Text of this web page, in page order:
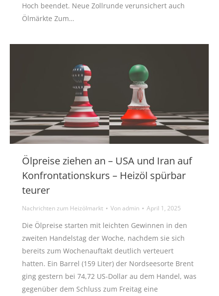
Hoch beendet. Neue Zollrunde verunsichert auch
Ölmärkte Zum…
Ölpreise ziehen an – USA und Iran auf
Konfrontationskurs – Heizöl spürbar
teurer
Nachrichten zum Heizölmarkt Vonadmin April 1, 2025
Die Ölpreise starten mit leichten Gewinnen in den
zweiten Handelstag der Woche, nachdem sie sich
bereits zum Wochenauftakt deutlich verteuert
hatten. Ein Barrel (159 Liter) der Nordseesorte Brent
ging gestern bei 74,72 US-Dollar au dem Handel, was
gegenüber dem Schluss zum Freitag eine